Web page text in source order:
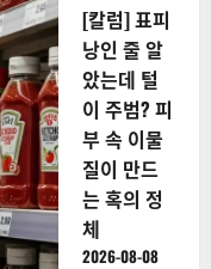
[칼럼] 표피
낭인 줄 알
았는데 털
이 주범? 피
부 속 이물
질이 만드
는 혹의 정
체
2026-08-08